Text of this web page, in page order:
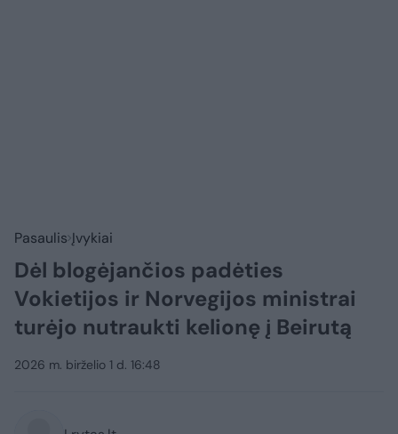
Pasaulis Įvykiai
Dėl blogėjančios padėties
Vokietijos ir Norvegijos ministrai
turėjo nutraukti kelionę į Beirutą
2026 m. birželio 1 d. 16:48